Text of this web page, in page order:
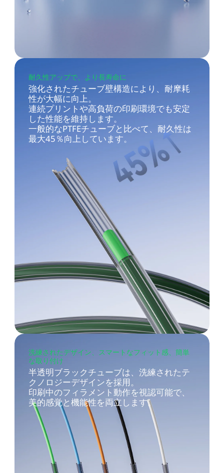
耐久性アップで、より長寿命に
強化されたチューブ壁構造により、耐摩耗
性が大幅に向上。
連続プリントや高負荷の印刷環境でも安定
した性能を維持します。
一般的なPTFEチューブと比べて、耐久性は
最大45％向上しています。
洗練されたデザイン、スマートなフィット感、簡単
な取り付け
半透明ブラックチューブは、洗練されたテ
クノロジーデザインを採用。
印刷中のフィラメント動作を視認可能で、
美的感覚と機能性を両立します。